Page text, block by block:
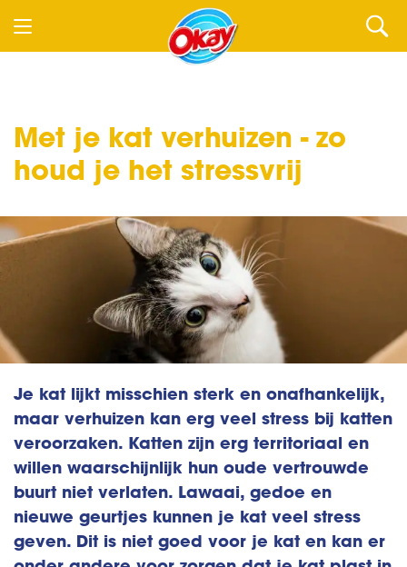
Met je kat verhuizen - zo
houd je het stressvrij
Je kat lijkt misschien sterk en onafhankelijk,
maar verhuizen kan erg veel stress bij katten
veroorzaken. Katten zijn erg territoriaal en
willen waarschijnlijk hun oude vertrouwde
buurt niet verlaten. Lawaai, gedoe en
nieuwe geurtjes kunnen je kat veel stress
geven. Dit is niet goed voor je kat en kan er